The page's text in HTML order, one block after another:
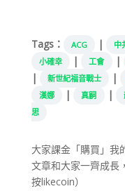
Tags： ACG | 中
小確幸 | 工會 |
| 新世紀福音戰士 |
漢娜 | 真嗣 |
思
大家課金「購買」我
文章和大家一齊成長
按likecoin）